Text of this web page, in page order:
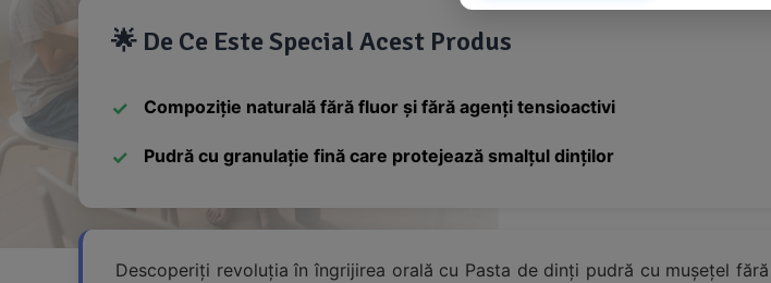
🌟 De Ce Este Special Acest Produs
Compoziție naturală fără fluor și fără agenți tensioactivi
Pudră cu granulație fină care protejează smalțul dinților
Descoperiți revoluția în îngrijirea orală cu Pasta de dinți pudră cu mușețel